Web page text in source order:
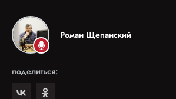
Роман Щепанский
поделиться: